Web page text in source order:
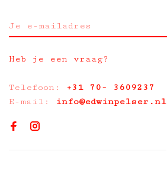
Heb je een vraag?
Telefoon: +31 70- 3609237
E-mail:
info@edwinpelser.nl